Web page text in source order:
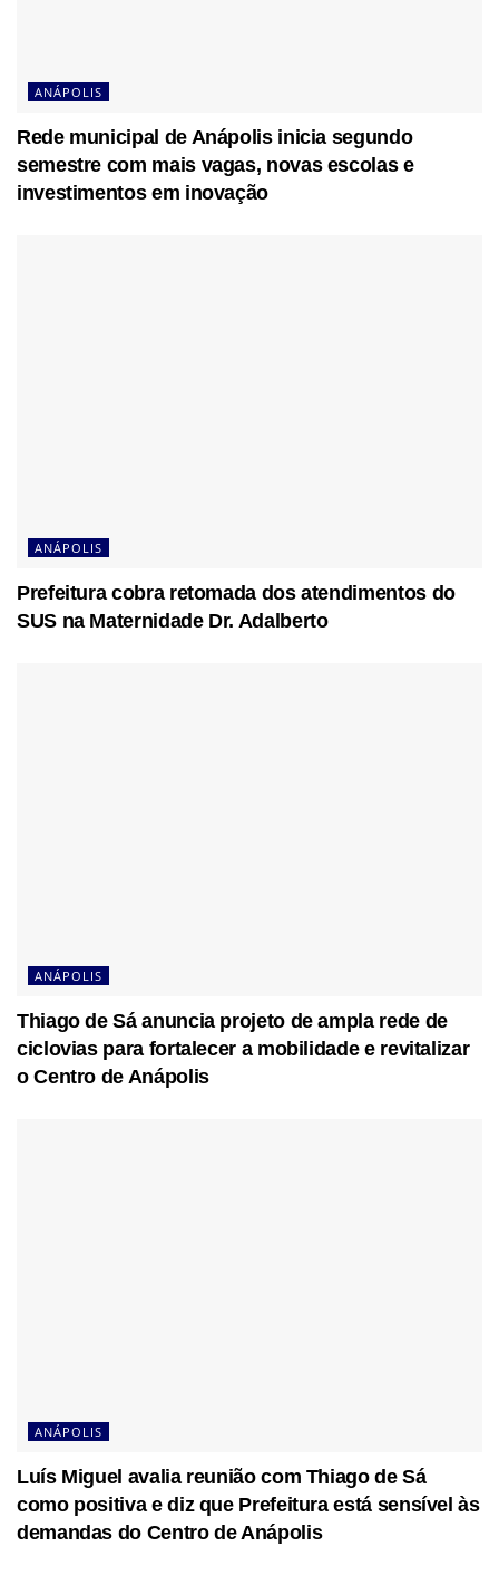
ANÁPOLIS
Rede municipal de Anápolis inicia segundo
semestre com mais vagas, novas escolas e
investimentos em inovação
ANÁPOLIS
Prefeitura cobra retomada dos atendimentos do
SUS na Maternidade Dr. Adalberto
ANÁPOLIS
Thiago de Sá anuncia projeto de ampla rede de
ciclovias para fortalecer a mobilidade e revitalizar
o Centro de Anápolis
ANÁPOLIS
Luís Miguel avalia reunião com Thiago de Sá
como positiva e diz que Prefeitura está sensível às
demandas do Centro de Anápolis